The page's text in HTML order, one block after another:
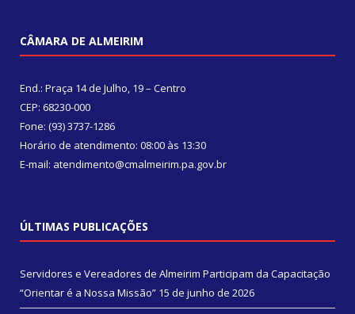
CÂMARA DE ALMEIRIM
End.: Praça 14 de Julho, 19 – Centro
CEP: 68230-000
Fone: (93) 3737-1286
Horário de atendimento: 08:00 às 13:30
E-mail: atendimento@cmalmeirim.pa.gov.br
ÚLTIMAS PUBLICAÇÕES
Servidores e Vereadores de Almeirim Participam da Capacitação
“Orientar é a Nossa Missão” 15 de junho de 2026